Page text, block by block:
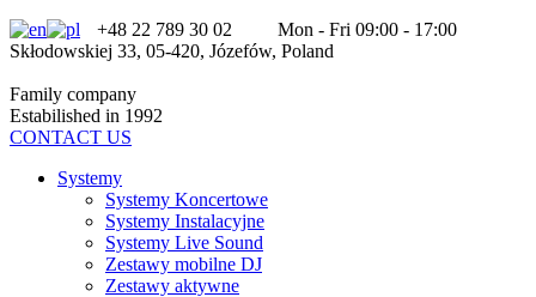
+48 22 789 30 02
Mon - Fri 09:00 - 17:00
Skłodowskiej 33, 05-420, Józefów, Poland
Family company
Estabilished in 1992
CONTACT US
Systemy
Systemy Koncertowe
Systemy Instalacyjne
Systemy Live Sound
Zestawy mobilne DJ
Zestawy aktywne